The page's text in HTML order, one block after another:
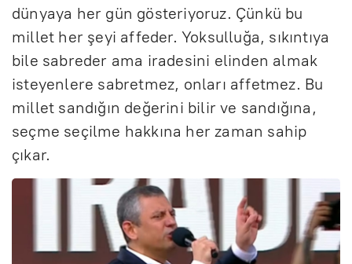
dünyaya her gün gösteriyoruz. Çünkü bu
millet her şeyi affeder. Yoksulluğa, sıkıntıya
bile sabreder ama iradesini elinden almak
isteyenlere sabretmez, onları affetmez. Bu
millet sandığın değerini bilir ve sandığına,
seçme seçilme hakkına her zaman sahip
çıkar.